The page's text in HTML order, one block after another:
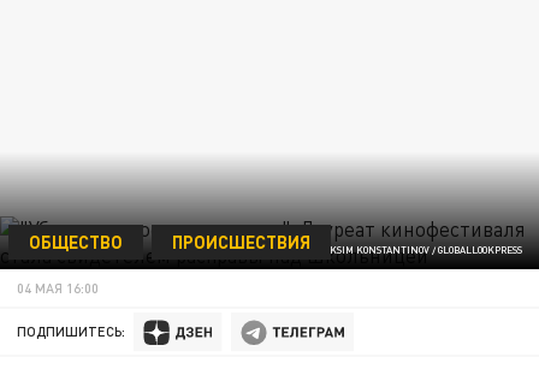
ФОТО: MAKSIM KONSTANTINOV / GLOBALLООKPRESS
ОБЩЕСТВО ПРОИСШЕСТВИЯ
04 МАЯ 16:00
ПОДПИШИТЕСЬ: